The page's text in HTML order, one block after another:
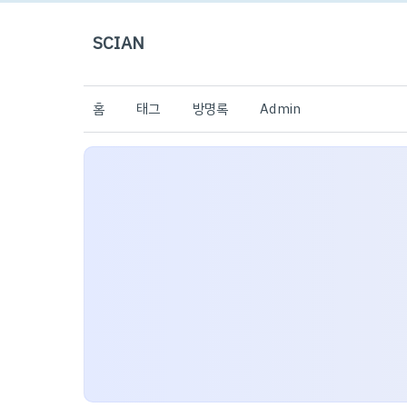
SCIAN
홈 태그 방명록 Admin